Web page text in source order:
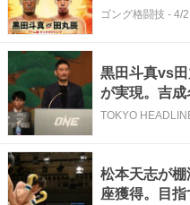
成士門「面白
つ」、注目
差を付けて勝
ゴング格闘技 - 4/
黒田斗真vs
が実現。吉
SAMURAI】
TOKYO
松本天志が
座獲得。目